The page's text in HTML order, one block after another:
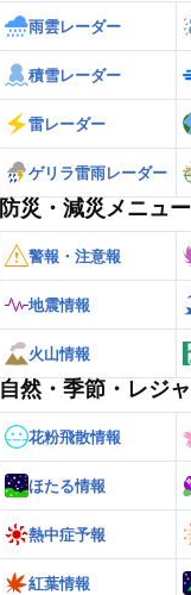
雨雲レーダー
積雪レーダー
雷レーダー
ゲリラ雷雨レーダー
防災・減災メニュー
警報・注意報
地震情報
火山情報
自然・季節・レジ
花粉飛散情報
ほたる情報
熱中症予報
紅葉情報